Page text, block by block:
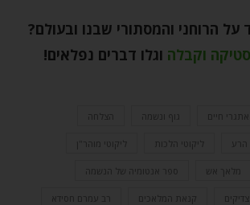
על הרוחני והמסתורי שבנו ובעולם?
וקבלה וגלו דברים נפלאים!
אתגרי חיים גוף ונשמה הצלחה
הרע ליקוטי הלכות ליקוטי מוהר"ן
מלאך אש ספר אנטומיה של הנשמה
צדיקים קנאת המלאכים רב עמרם חסידא